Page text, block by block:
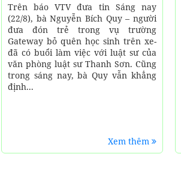
Trên báo VTV đưa tin Sáng nay
(22/8), bà Nguyễn Bích Quy – người
đưa đón trẻ trong vụ trường
Gateway bỏ quên học sinh trên xe-
đã có buổi làm việc với luật sư của
văn phòng luật sư Thanh Sơn. Cũng
trong sáng nay, bà Quy vẫn khẳng
định...
Xem thêm